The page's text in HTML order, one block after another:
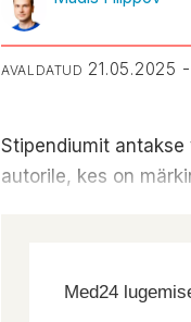
AVALDATUD 21.05.2025
Stipendiumit
autorile, kes on
Med24